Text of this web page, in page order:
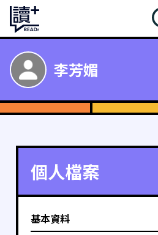
李芳媚
個人檔案
基本資料